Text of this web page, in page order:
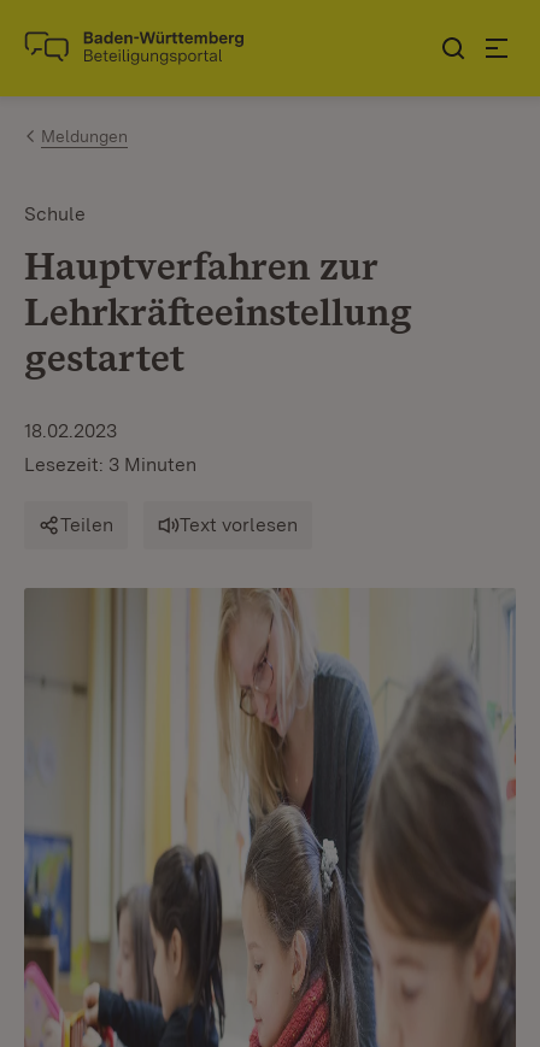
Zum Inhalt springen
Link zur Startseite
Meldungen
Schule
Hauptverfahren zur
Lehrkräfteeinstellung
gestartet
18.02.2023
Lesezeit: 3 Minuten
Teilen Text vorlesen